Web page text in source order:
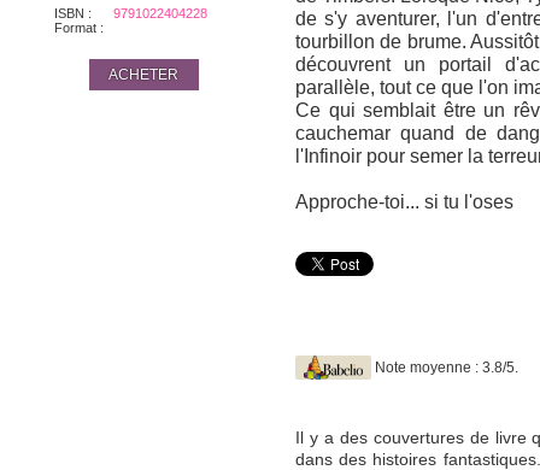
ISBN :
9791022404228
Format :
ACHETER
de s'y aventurer, l'un
tourbillon de brume.
découvrent un portail
parallèle, tout ce que l'on
Ce qui semblait être un
cauchemar quand de
l'Infinoir pour semer la
Approche-toi... si tu l'oses
Note moyenne : 3.8/5.
Il y a des couvertures de livre
dans des histoires